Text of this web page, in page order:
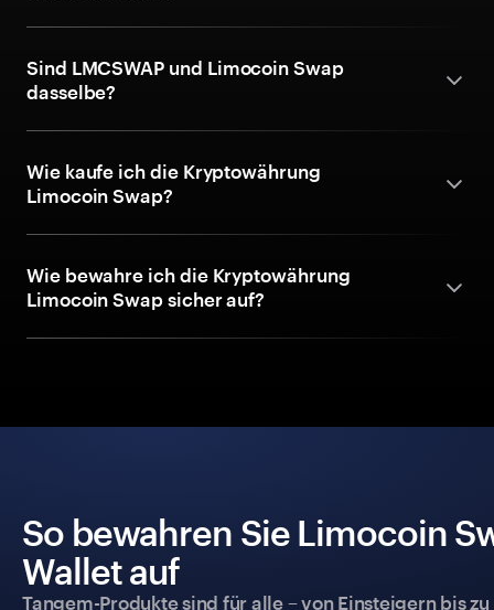
Sind LMCSWAP und Limocoin Swap
dasselbe?
Wie kaufe ich die Kryptowährung
Limocoin Swap?
Wie bewahre ich die Kryptowährung
Limocoin Swap sicher auf?
So bewahren Sie Limocoin
Wallet auf
Tangem-Produkte sind für alle – von Einsteigern bis